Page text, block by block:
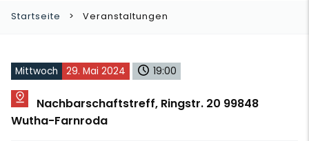
Startseite Veranstaltungen
Mittwoch 29. Mai 2024 19:00
Nachbarschaftstreff, Ringstr. 20 99848
Wutha-Farnroda